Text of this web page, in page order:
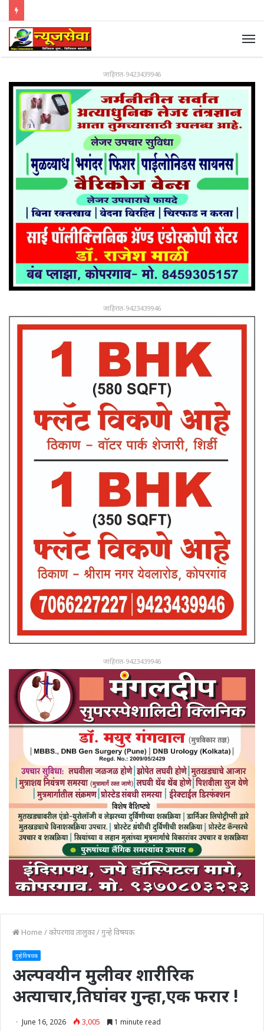
जाहिरात-9423439946
जाहिरात-9423439946
जाहिरात-9423439946
Home /कोपरगाव तालुका/गुन्हे विषयक
गुन्हे विषयक
अल्पवयीन मुलीवर शारीरिक
अत्याचार,तिघांवर गुन्हा,एक फरार !
June 16, 2026 3,005 1 minute read